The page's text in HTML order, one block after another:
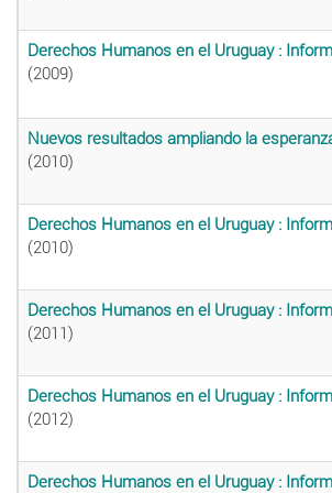
Derechos Humanos en el Uruguay :
(2009)
Nuevos resultados ampliando la
(2010)
Derechos Humanos en el Uruguay :
(2010)
Derechos Humanos en el Uruguay :
(2011)
Derechos Humanos en el Uruguay :
(2012)
Derechos Humanos en el Uruguay :